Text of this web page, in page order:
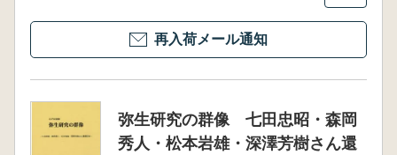
再入荷メール通知
弥生研究の群像 七田忠昭・森岡
秀人・松本岩雄・深澤芳樹さん還